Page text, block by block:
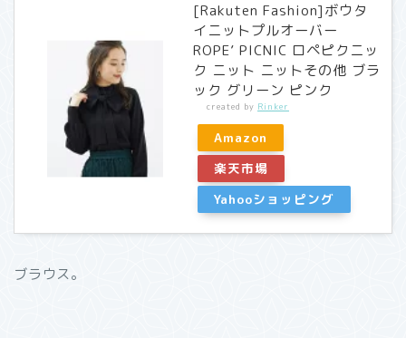
[Rakuten Fashion]ボウタ
イニットプルオーバー
ROPE’ PICNIC ロペピクニッ
ク ニット ニットその他 ブラ
ック グリーン ピンク
created by Rinker
Amazon
楽天市場
Yahooショッピング
ブラウス。